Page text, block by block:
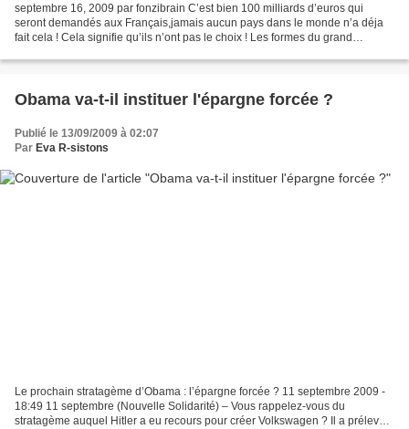
septembre 16, 2009 par fonzibrain C’est bien 100 milliards d’euros qui
seront demandés aux Français,jamais aucun pays dans le monde n’a déja
fait cela ! Cela signifie qu’ils n’ont pas le choix ! Les formes du grand
Obama va-t-il instituer l'épargne forcée ?
Publié le 13/09/2009 à 02:07
Par Eva R-sistons
Le prochain stratagème d’Obama : l’épargne forcée ? 11 septembre 2009 -
18:49 11 septembre (Nouvelle Solidarité) – Vous rappelez-vous du
stratagème auquel Hitler a eu recours pour créer Volkswagen ? Il a prélevé